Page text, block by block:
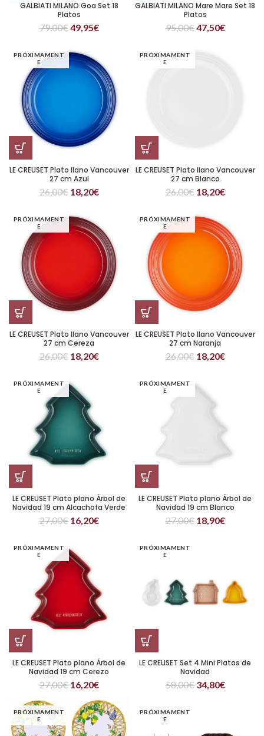
GALBIATI MILANO Goa Set 18
Platos
79,00€49,95€
GALBIATI MILANO Mare Mare Set 18
Platos
95,00€47,50€
PRÓXIMAMENT
E
LE CREUSET Plato llano Vancouver
27 cm Azul
26,00€ 18,20€
PRÓXIMAMENT
E
LE CREUSET Plato llano Vancouver
27 cm Blanco
26,00€ 18,20€
PRÓXIMAMENT
E
LE CREUSET Plato llano Vancouver
27 cm Cereza
26,00€ 18,20€
PRÓXIMAMENT
E
LE CREUSET Plato llano Vancouver
27 cm Naranja
26,00€ 18,20€
PRÓXIMAMENT
E
LE CREUSET Plato plano Árbol de
Navidad 19 cm Alcachofa Verde
27,00€ 16,20€
PRÓXIMAMENT
E
LE CREUSET Plato plano Árbol de
Navidad 19 cm Blanco
27,00€ 18,90€
PRÓXIMAMENT
E
LE CREUSET Plato plano Árbol de
Navidad 19 cm Cerezo
27,00€ 16,20€
PRÓXIMAMENT
E
LE CREUSET Set 4 Mini Platos de
Navidad
58,00€ 34,80€
PRÓXIMAMENT
E
PRÓXIMAMENT
E